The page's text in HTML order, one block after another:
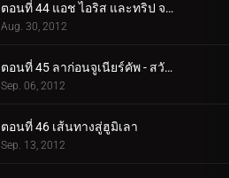
ตอนที่ 44 แอช ไอริส และทริป จากนั้นก็มีสามคน!!
Aug. 30, 2012
ตอนที่ 45 ลาก่อนจูเนียร์คัพ - สวัสดีการผจญภัย!
Sep. 06, 2012
ตอนที่ 46 เส้นทางสู่ฮูมิเลา
Sep. 13, 2012